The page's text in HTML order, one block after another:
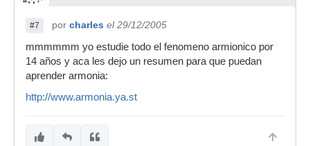
#7 por charles el 29/12/2005
mmmmmm yo estudie todo el fenomeno armionico por
14 años y aca les dejo un resumen para que puedan
aprender armonia:
http://www.armonia.ya.st